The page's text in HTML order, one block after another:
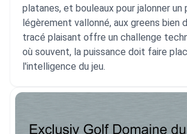
platanes, et bouleaux pour jalonner un
légèrement vallonné, aux greens bien
tracé plaisant offre un challenge
où souvent, la puissance doit faire
l'intelligence du jeu.